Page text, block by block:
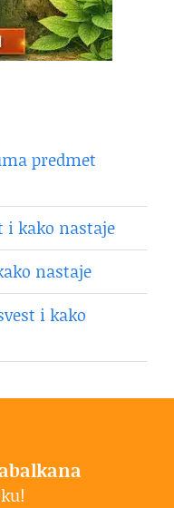
predmet
i kako nastaje
nastaje
i kako